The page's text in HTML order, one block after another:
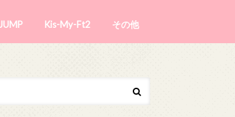
Kis-My-Ft2 その他